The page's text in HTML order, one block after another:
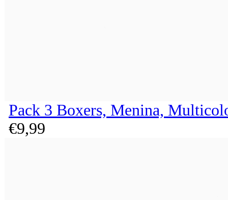
Pack 3 Boxers, Menina,
€9,99